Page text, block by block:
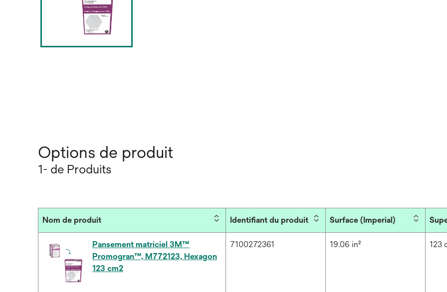
Options de produit
1- de Produits
Nom de produit Identifiant du produit Surface (Imperial)
Pansement matriciel 3M™
Promogran™, M772123, Hexagon
123 cm2
7100272361 19.06 in² 123